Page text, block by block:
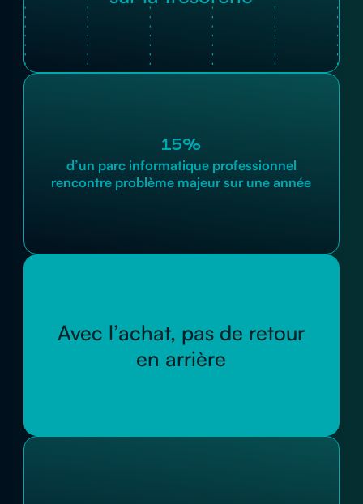
15%
d’un parc informatique professionnel
rencontre problème majeur sur une année
Avec l’achat, pas de retour
en arrière